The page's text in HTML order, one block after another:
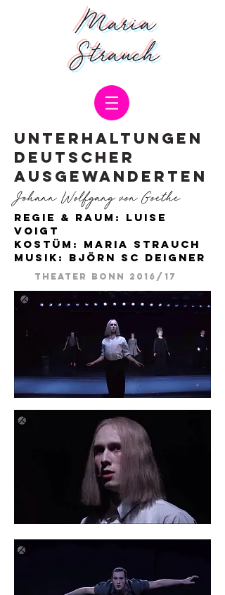
Maria
Strauch
Unterhaltungen
deutscher
Ausgewanderten
Johann Wolfgang von Goethe
Regie & Raum: Luise
Voigt
Kostüm: maria strauch
Musik: Björn sc Deigner
Theater Bonn 2016/17